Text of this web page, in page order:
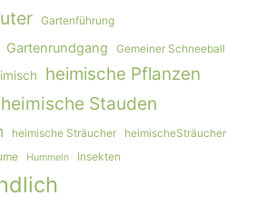
Gartenführung
Gartenrundgang
Gemeiner Schneeball
heimische Pflanzen
heimische Stauden
heimische Sträucher heimischeSträucher
Hummeln Insekten